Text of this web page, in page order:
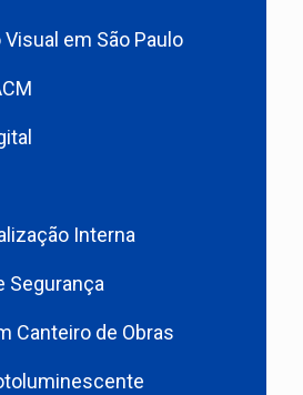
em São Paulo
Interna
Segurança
Canteiro de Obras